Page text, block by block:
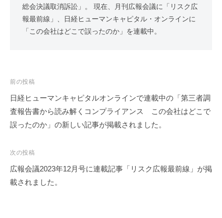
総会決議取消訴訟」。 現在、月刊広報会議に「リスク広
報最前線」、日経ヒューマンキャピタル・オンラインに
「この会社はどこで誤ったのか」を連載中。
投
稿
ナ
ビ
ー
シ
ョ
前の投稿
日経ヒューマンキャピタルオンラインで連載中の「第三者調
査報告書から読み解くコンプライアンス この会社はどこで
誤ったのか」の新しい記事が掲載されました。
次の投稿
広報会議2023年12月号に連載記事「リスク広報最前線」が掲
載されました。